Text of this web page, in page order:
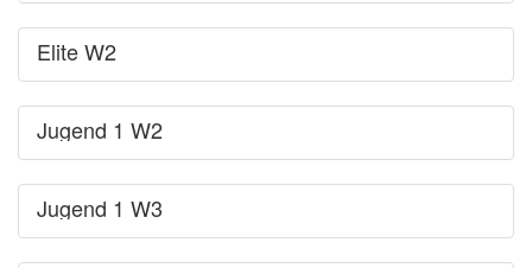
Elite W2
Jugend 1 W2
Jugend 1 W3